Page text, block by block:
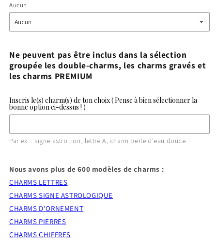
Aucun
Ne peuvent pas être inclus dans la sélection
groupée les double-charms, les charms gravés et
les charms PREMIUM
Inscris le(s) charm(s) de ton choix ( Pense à bien sélectionner la
bonne option ci-dessus ! )
Par ex. : signe astro lion, lettre A, charm perle d'eau douce
Nous avons plus de 600 modèles de charms :
CHARMS LETTRES
CHARMS SIGNE ASTROLOGIQUE
CHARMS D'ORNEMENT
CHARMS PIERRES
CHARMS CHIFFRES